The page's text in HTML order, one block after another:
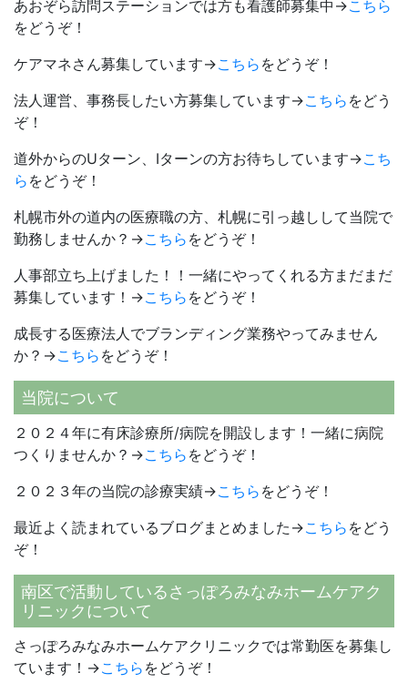
あおぞら訪問ステーションでは方も看護師募集中→こちら
をどうぞ！
ケアマネさん募集しています→こちら をどうぞ！
法人運営、事務長したい方募集しています→こちら をどう
ぞ！
道外からのUターン、Iターンの方お待ちしています→こち
ら をどうぞ！
札幌市外の道内の医療職の方、札幌に引っ越しして当院で
勤務しませんか？→こちら をどうぞ！
人事部立ち上げました！！一緒にやってくれる方まだまだ
募集しています！→こちら をどうぞ！
成長する医療法人でブランディング業務やってみません
か？→こちら をどうぞ！
当院について
２０２４年に有床診療所/病院を開設します！一緒に病院
つくりませんか？→こちら をどうぞ！
２０２３年の当院の診療実績→こちら をどうぞ！
最近よく読まれているブログまとめました→こちら をどう
ぞ！
南区で活動しているさっぽろみなみホームケアク
リニックについて
さっぽろみなみホームケアクリニックでは常勤医を募集し
ています！→こちら をどうぞ！